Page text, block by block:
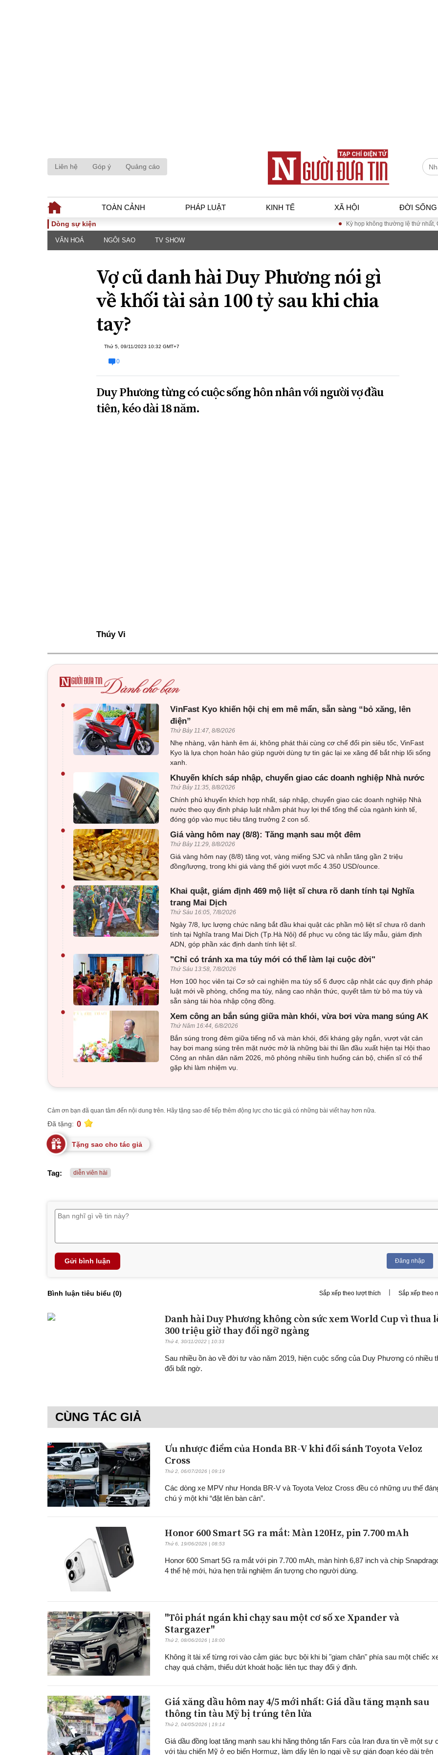
Liên hệ Góp ý Quảng cáo
TOÀN CẢNH PHÁP LUẬT KINH TẾ XÃ HỘI ĐỜI SỐNG
TOÀN CẢNH
Chính sách
Đối thoại
luật
Góc nhìn luật gia
Hồ sơ điều tra
Tài chính - Ngân
hàng
Kinh tế vĩ mô
ĐA CHIỀU INFOCUS
Dòng sự kiện Kỳ họp không thường lệ thứ nhất, Quốc
VĂN HOÁ NGÔI SAO TV SHOW
Vợ cũ danh hài Duy Phương nói gì
về khối tài sản 100 tỷ sau khi chia
tay?
Thứ 5, 09/11/2023 10:32 GMT+7
0
Duy Phương từng có cuộc sống hôn nhân với người vợ đầu
tiên, kéo dài 18 năm.
Thúy Vi
•
VinFast Kyo khiến hội chị em mê mẩn, sẵn sàng “bỏ xăng, lên
điện”
Thứ Bảy 11:47, 8/8/2026
Nhẹ nhàng, vận hành êm ái, không phát thải cùng cơ chế đổi pin siêu tốc, VinFast
Kyo là lựa chọn hoàn hảo giúp người dùng tự tin gác lại xe xăng để bắt nhịp lối sống
xanh.
• Khuyến khích sáp nhập, chuyển giao các doanh nghiệp Nhà nước
Thứ Bảy 11:35, 8/8/2026
Chính phủ khuyến khích hợp nhất, sáp nhập, chuyển giao các doanh nghiệp Nhà
nước theo quy định pháp luật nhằm phát huy lợi thế tổng thể của ngành kinh tế,
đóng góp vào mục tiêu tăng trưởng 2 con số.
• Giá vàng hôm nay (8/8): Tăng mạnh sau một đêm
Thứ Bảy 11:29, 8/8/2026
Giá vàng hôm nay (8/8) tăng vọt, vàng miếng SJC và nhẫn tăng gần 2 triệu
đồng/lượng, trong khi giá vàng thế giới vượt mốc 4.350 USD/ounce.
•
Khai quật, giám định 469 mộ liệt sĩ chưa rõ danh tính tại Nghĩa
trang Mai Dịch
Thứ Sáu 16:05, 7/8/2026
Ngày 7/8, lực lượng chức năng bắt đầu khai quật các phần mộ liệt sĩ chưa rõ danh
tính tại Nghĩa trang Mai Dịch (Tp.Hà Nội) để phục vụ công tác lấy mẫu, giám định
ADN, góp phần xác định danh tính liệt sĩ.
• "Chỉ có tránh xa ma túy mới có thể làm lại cuộc đời"
Thứ Sáu 13:58, 7/8/2026
Hơn 100 học viên tại Cơ sở cai nghiện ma túy số 6 được cập nhật các quy định pháp
luật mới về phòng, chống ma túy, nâng cao nhận thức, quyết tâm từ bỏ ma túy và
sẵn sàng tái hòa nhập cộng đồng.
• Xem công an bắn súng giữa màn khói, vừa bơi vừa mang súng AK
Thứ Năm 16:44, 6/8/2026
Bắn súng trong đêm giữa tiếng nổ và màn khói, đối kháng gậy ngắn, vượt vật cản
hay bơi mang súng trên mặt nước mở là những bài thi lần đầu xuất hiện tại Hội thao
Công an nhân dân năm 2026, mô phỏng nhiều tình huống cán bộ, chiến sĩ có thể
gặp khi làm nhiệm vụ.
Cảm ơn bạn đã quan tâm đến nội dung trên. Hãy tặng sao để tiếp thêm động lực cho tác giả có những bài viết hay hơn nữa.
Đã tặng: 0
Tặng sao cho tác giả
Tag: diễn viên hài
Gửi bình luận Đăng nhập
Bình luận tiêu biểu (0) Sắp xếp theo lượt thích | Sắp xếp theo
Danh hài Duy Phương không còn sức xem World Cup vì thua
300 triệu giờ thay đổi ngỡ ngàng
Thứ 4, 30/11/2022 | 10:33
Sau nhiều ồn ào về đời tư vào năm 2019, hiện cuộc sống của Duy Phương có nhiều
đổi bất ngờ.
CÙNG TÁC GIẢ
Ưu nhược điểm của Honda BR-V khi đối sánh Toyota Veloz
Cross
Thứ 2, 06/07/2026 | 09:19
Các dòng xe MPV như Honda BR-V và Toyota Veloz Cross đều có những ưu thế
chú ý một khi “đặt lên bàn cân”.
Honor 600 Smart 5G ra mắt: Màn 120Hz, pin 7.700 mAh
Thứ 6, 19/06/2026 | 08:53
Honor 600 Smart 5G ra mắt với pin 7.700 mAh, màn hình 6,87 inch và chip
4 thế hệ mới, hứa hẹn trải nghiệm ấn tượng cho người dùng.
"Tôi phát ngán khi chạy sau một cơ số xe Xpander và
Stargazer"
Thứ 2, 08/06/2026 | 18:00
Không ít tài xế từng rơi vào cảm giác bực bội khi bị "giam chân" phía sau một chiếc
chạy quá chậm, thiếu dứt khoát hoặc liên tục thay đổi ý định.
Giá xăng dầu hôm nay 4/5 mới nhất: Giá dầu tăng mạnh sau
thông tin tàu Mỹ bị trúng tên lửa
Thứ 2, 04/05/2026 | 19:14
Giá dầu đồng loạt tăng mạnh sau khi hãng thông tấn Fars của Iran đưa tin về một sự
với tàu chiến Mỹ ở eo biển Hormuz, làm dấy lên lo ngại về sự gián đoạn kéo dài trên